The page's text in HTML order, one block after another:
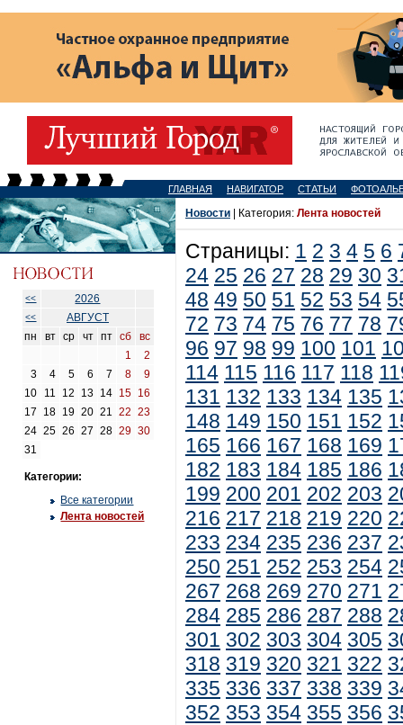
ГЛАВНАЯ НАВИГАТОР СТАТЬИ
<< 2026
<<
АВГУСТ
пн
вт ср чт пт сб
вс
1
2
3
4 5 6 7 8
9
10
11 12 13 14 15 16
17
18 19 20 21 22
23
24 25 26 27 28 29 30
31
Категории:
Все категории
Лента новостей
Новости | Категория: Лента новостей
Страницы: 1 2 3 4 5 6
24 25 26 27 28 29 30
48 49 50 51 52 53 54
72 73 74 75 76 77 78
96 97 98 99 100 101
114 115 116 117 118
131 132 133 134 135
148 149 150 151 152
165 166 167 168 169
182 183 184 185 186
199 200 201 202 203
216 217 218 219 220
233 234 235 236 237
250 251 252 253 254
267 268 269 270 271
284 285 286 287 288
301 302 303 304 305
318 319 320 321 322
335 336 337 338 339
352 353 354 355 356